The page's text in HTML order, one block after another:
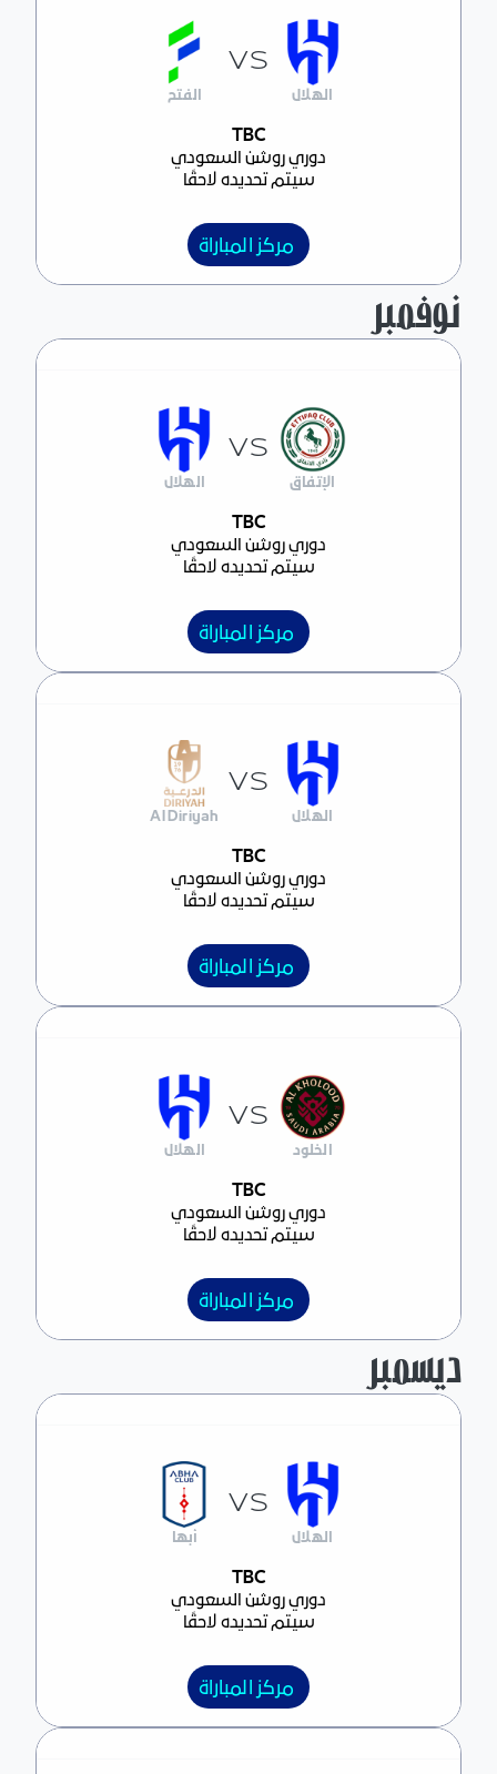
مركز المباراةTBC
دوري روشن السعودي
سيتم تحديده لاحقًا
الهلال
VS
الفتح
مركز المباراة
نوفمبر
مركز المباراةTBC
دوري روشن السعودي
سيتم تحديده لاحقًا
الإتفاق
VS
الهلال
مركز المباراة
مركز المباراةTBC
دوري روشن السعودي
سيتم تحديده لاحقًا
الهلال
VS
Al Diriyah
مركز المباراة
مركز المباراةTBC
دوري روشن السعودي
سيتم تحديده لاحقًا
الخلود
VS
الهلال
مركز المباراة
ديسمبر
مركز المباراةTBC
دوري روشن السعودي
سيتم تحديده لاحقًا
الهلال
VS
أبها
مركز المباراة